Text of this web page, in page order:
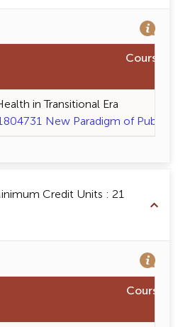
Course
in Transitional Era
New Paradigm of Public
Credit Units : 21
Course